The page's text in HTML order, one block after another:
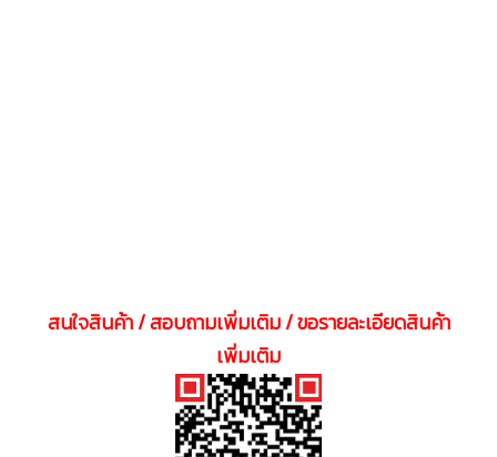
สนใจสินค้า / สอบถามเพิ่มเติม / ขอรายละเอียดสินค้า
เพิ่มเติม